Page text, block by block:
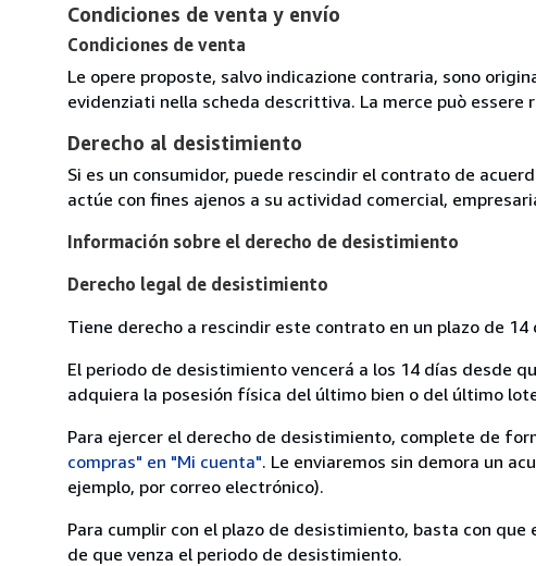
Condiciones de venta y envío
Condiciones de venta
Le opere proposte, salvo indicazione contraria, sono
evidenziati nella scheda descrittiva. La merce può
Derecho al desistimiento
Si es un consumidor, puede rescindir el contrato de
actúe con fines ajenos a su actividad comercial,
Información sobre el derecho de desistimiento
Derecho legal de desistimiento
Tiene derecho a rescindir este contrato en un plazo de
El periodo de desistimiento vencerá a los 14 días desde
adquiera la posesión física del último bien o del último
Para ejercer el derecho de desistimiento, complete de
compras" en "Mi cuenta". Le enviaremos sin demora un
ejemplo, por correo electrónico).
Para cumplir con el plazo de desistimiento, basta con
de que venza el periodo de desistimiento.